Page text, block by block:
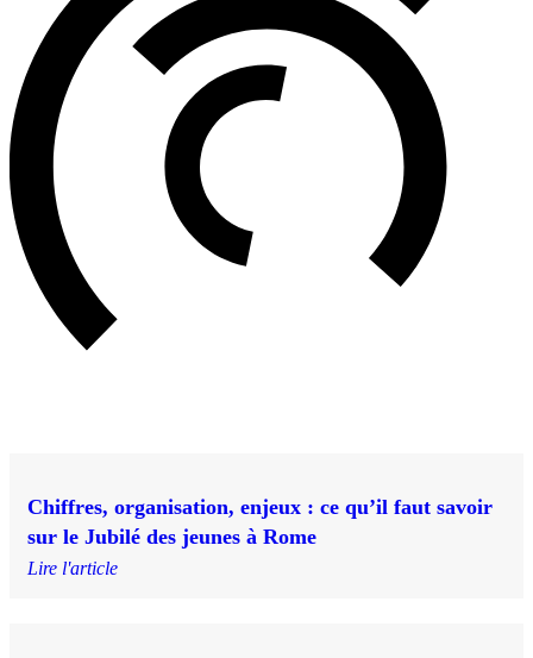
Chiffres, organisation, enjeux : ce qu’il faut savoir
sur le Jubilé des jeunes à Rome
Lire l'article